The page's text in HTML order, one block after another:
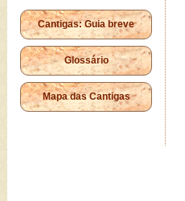
Cantigas: Guia breve
Glossário
Mapa das Cantigas